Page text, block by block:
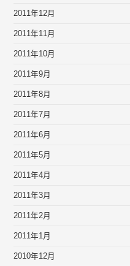
2011年12月
2011年11月
2011年10月
2011年9月
2011年8月
2011年7月
2011年6月
2011年5月
2011年4月
2011年3月
2011年2月
2011年1月
2010年12月